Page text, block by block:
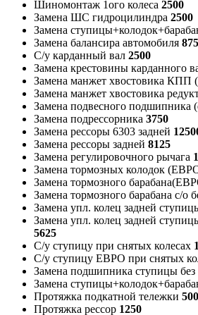
Шиномонтаж 1ого колеса 2500
Замена ШС гидроцилиндра 2500
Замена
Замена балансира автомобиля
С/у карданный вал 2500
Замена крестовины карданного
Замена манжет хвостовика КПП
Замена манжет хвостовика
Замена подвесного подшипника
Замена подрессорника 3750
Замена рессоры 6303 задней
Замена рессоры задней 8125
Замена регулировочного рычага
Замена тормозных колодок
Замена тормозного
Замена тормозного барабана с/о
Замена упл. колец задней
Замена упл. колец задней
5625
С/у ступицу при снятых колесах
С/у ступицу ЕВРО при снятых
Замена подшипника ступицы
Замена
Протяжка подкатной тележки
Протяжка рессор 1250